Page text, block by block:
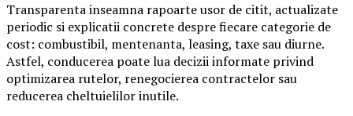
Transparenta inseamna rapoarte usor de citit, actualizate
periodic si explicatii concrete despre fiecare categorie de
cost: combustibil, mentenanta, leasing, taxe sau diurne.
Astfel, conducerea poate lua decizii informate privind
optimizarea rutelor, renegocierea contractelor sau
reducerea cheltuielilor inutile.